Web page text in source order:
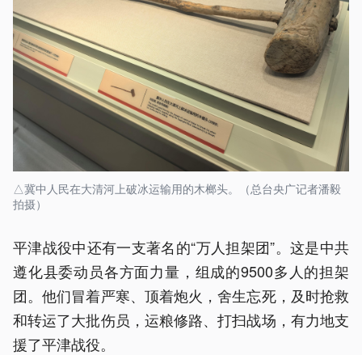
△冀中人民在大清河上破冰运输用的木榔头。（总台央广记者潘毅
拍摄）
平津战役中还有一支著名的“万人担架团”。这是中共
遵化县委动员各方面力量，组成的9500多人的担架
团。他们冒着严寒、顶着炮火，舍生忘死，及时抢救
和转运了大批伤员，运粮修路、打扫战场，有力地支
援了平津战役。